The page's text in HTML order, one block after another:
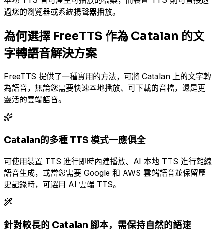
過您的瀏覽器或系統揚聲器播放。
為何選擇 FreeTTS 作為 Catalan 的文
字轉語音解決方案
FreeTTS 提供了一種實用的方法，可將 Catalan 上的文字轉
為語音，無論您需要快速本地播放、可下載的音檔，還是更
靈活的雲端語音。
Catalan的多種 TTS 模式一應俱全
可使用裝置 TTS 進行即時內建播放、AI 本地 TTS 進行離線
語音生成，或當您需要 Google 和 AWS 雲端語音並保留歷
史記錄時，可選用 AI 雲端 TTS。
針對較長的 Catalan 腳本，需保持自然的語速